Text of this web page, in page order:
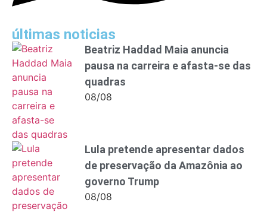
últimas noticias
Beatriz Haddad Maia anuncia
pausa na carreira e afasta-se das
quadras
08/08
Lula pretende apresentar dados
de preservação da Amazônia ao
governo Trump
08/08